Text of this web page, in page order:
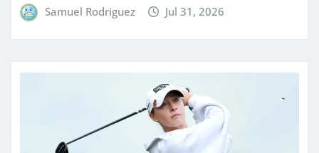
Samuel Rodriguez Jul 31, 2026